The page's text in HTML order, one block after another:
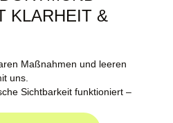
KLARHEIT &
Maßnahmen und leeren
uns.
Sichtbarkeit funktioniert –